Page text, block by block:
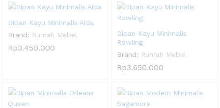
Dipan Kayu Minimalis Aida
Brand: Rumah Mebel
Rp3.450.000
Dipan Kayu Minimalis
Rowling
Brand: Rumah Mebel
Rp3.650.000